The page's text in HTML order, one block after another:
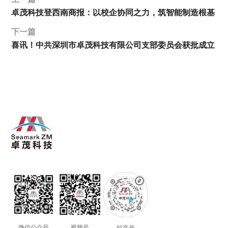
卓茂科技登西南商报：以校企协同之力，筑智能制造根基
下一篇
喜讯！中共深圳市卓茂科技有限公司支部委员会获批成立